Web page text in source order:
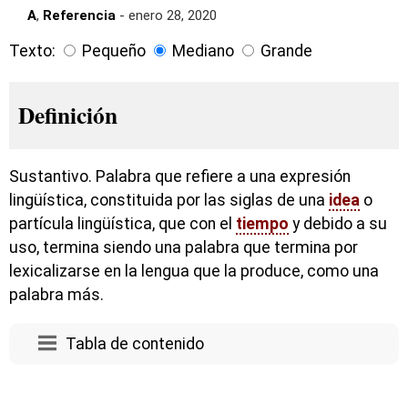
A, Referencia - enero 28, 2020
Texto: Pequeño Mediano Grande
Definición
Sustantivo. Palabra que refiere a una expresión
lingüística, constituida por las siglas de una idea o
partícula lingüística, que con el tiempo y debido a su
uso, termina siendo una palabra que termina por
lexicalizarse en la lengua que la produce, como una
palabra más.
Tabla de contenido